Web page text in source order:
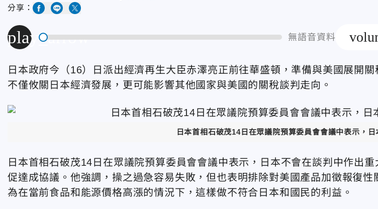
分享：
play_arrow 無語音資料
日本政府今（16）日派出經濟再生大臣赤澤亮正前往華盛頓，準備與美國展開關
不僅攸關日本經濟發展，更可能影響其他國家與美國的關稅談判走向。
日本首相石破茂14日在眾議院預算委員會會議中表示，
日本首相石破茂14日在眾議院預算委員會會議中表示，日本不會在談判中作出
促達成協議。他強調，操之過急容易失敗，但也表明排除對美國產品加徵報復性
為在當前食品和能源價格高漲的情況下，這樣做不符合日本和國民的利益。